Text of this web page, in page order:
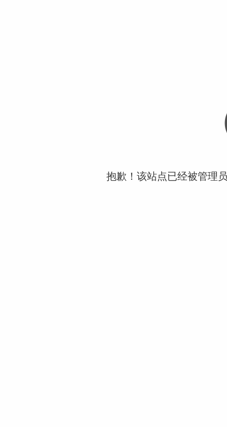
抱歉！该站点已经被管理